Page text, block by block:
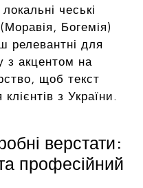
чеські
Богемія)
релевантні для
з акцентом на
щоб текст
з України.
верстати:
професійний